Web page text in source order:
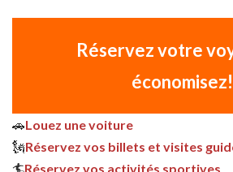
Réservez votre
économisez!
🚗Louez une voiture
🗽Réservez vos billets et visites
🏄Réservez vos activités sportives